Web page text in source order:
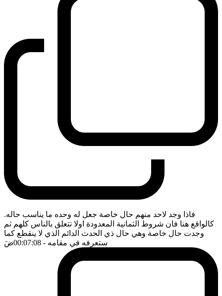
فاذا وجد لاحد منهم حال خاصة جعل له وحده ما يناسب حاله.
كالواقع هنا فان شروط الثمانية المعدودة اولا تتعلق بالناس كلهم ثم
وجدت حال خاصة وهي حال ذي الحدث الدائم الذي لا ينقطع كما
ستعرفه في مقامه - 00:07:08 ضَ